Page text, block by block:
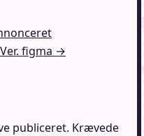
figma →
publiceret. Krævede